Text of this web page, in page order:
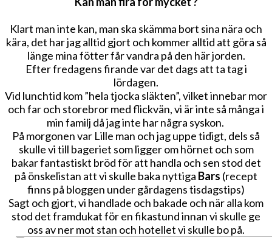
Klart man inte kan, man ska skämma bort sina nära och
kära, det har jag alltid gjort och kommer alltid att göra så
länge mina fötter får vandra på den här jorden.
Efter fredagens firande var det dags att ta tag i
lördagen.
Vid lunchtid kom ”hela tjocka släkten”, vilket innebar mor
och far och storebror med flickvän, vi är inte så många i
min familj då jag inte har några syskon.
På morgonen var Lille man och jag uppe tidigt, dels så
skulle vi till bageriet som ligger om hörnet och som
bakar fantastiskt bröd för att handla och sen stod det
på önskelistan att vi skulle baka nyttiga Bars (recept
finns på bloggen under gårdagens tisdagstips)
Sagt och gjort, vi handlade och bakade och när alla kom
stod det framdukat för en fikastund innan vi skulle ge
oss av ner mot stan och hotellet vi skulle bo på.